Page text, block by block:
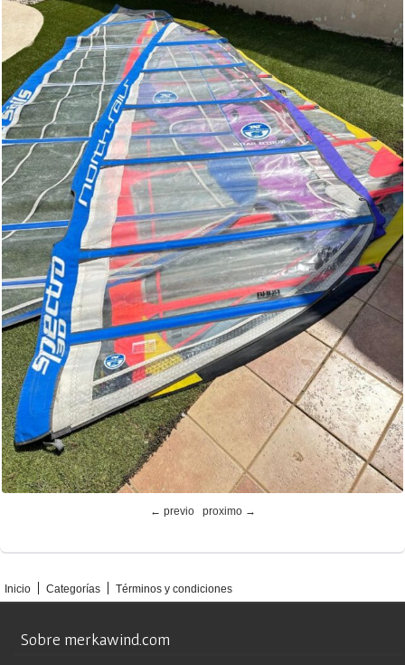
← previo proximo →
Inicio Categorías Términos y condiciones
Sobre merkawind.com